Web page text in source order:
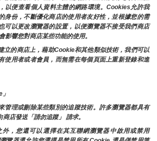
以便查看個人資料主體的網路環境。Cookies允許我
身份，不斷優化商店的使用者友好性，並根據您的需
可以更改瀏覽器的設置，以便瀏覽器不接受我們商店
影響您對商店某些功能的使用。
立的商店上，藉助Cookie和其他類似技術，我們可以
使用者或者會員，而無需在每個頁面上重新登錄和進
管理或刪除某些類別的追蹤技術。許多瀏覽器都具有
商店發送「請勿追蹤」 請求。
外，您還可以選擇在其互聯網瀏覽器中啟用或禁用